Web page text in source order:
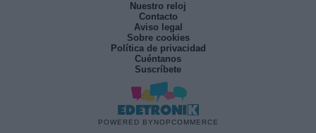
Nuestro reloj
Contacto
Aviso legal
Sobre cookies
Política de privacidad
Cuéntanos
Suscríbete
POWERED BY NOPCOMMERCE